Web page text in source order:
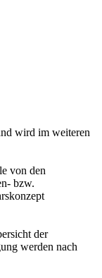
wird im weiteren
von den
bzw.
der
werden nach